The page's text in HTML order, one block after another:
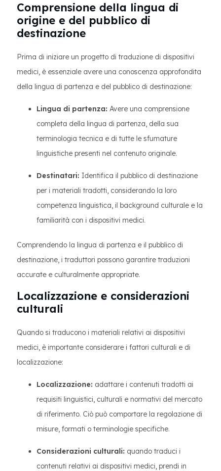
Comprensione della lingua di
origine e del pubblico di
destinazione
Prima di iniziare un progetto di traduzione di dispositivi
medici, è essenziale avere una conoscenza approfondita
della lingua di partenza e del pubblico di destinazione:
Lingua di partenza: Avere una comprensione
completa della lingua di partenza, della sua
terminologia tecnica e di tutte le sfumature
linguistiche presenti nel contenuto originale.
Destinatari: Identifica il pubblico di destinazione
per i materiali tradotti, considerando la loro
competenza linguistica, il background culturale e la
familiarità con i dispositivi medici.
Comprendendo la lingua di partenza e il pubblico di
destinazione, i traduttori possono garantire traduzioni
accurate e culturalmente appropriate.
Localizzazione e considerazioni
culturali
Quando si traducono i materiali relativi ai dispositivi
medici, è importante considerare i fattori culturali e di
localizzazione:
Localizzazione: adattare i contenuti tradotti ai
requisiti linguistici, culturali e normativi del mercato
di riferimento. Ciò può comportare la regolazione di
misure, formati o terminologie specifiche.
Considerazioni culturali: quando traduci i
contenuti relativi ai dispositivi medici, prendi in